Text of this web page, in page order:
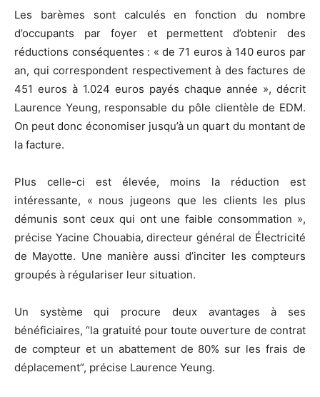
Les barèmes sont calculés en fonction du nombre
d’occupants par foyer et permettent d’obtenir des
réductions conséquentes : « de 71 euros à 140 euros par
an, qui correspondent respectivement à des factures de
451 euros à 1.024 euros payés chaque année », décrit
Laurence Yeung, responsable du pôle clientèle de EDM.
On peut donc économiser jusqu’à un quart du montant de
la facture.
Plus celle-ci est élevée, moins la réduction est
intéressante, « nous jugeons que les clients les plus
démunis sont ceux qui ont une faible consommation »,
précise Yacine Chouabia, directeur général de Électricité
de Mayotte. Une manière aussi d’inciter les compteurs
groupés à régulariser leur situation.
Un système qui procure deux avantages à ses
bénéficiaires, “la gratuité pour toute ouverture de contrat
de compteur et un abattement de 80% sur les frais de
déplacement”, précise Laurence Yeung.